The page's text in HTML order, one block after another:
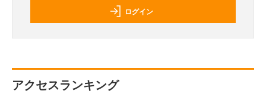
ログイン
アクセスランキング